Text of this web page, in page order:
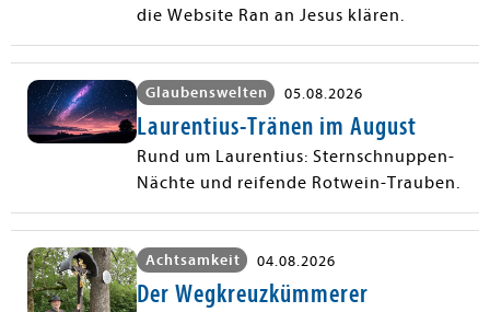
die Website Ran an Jesus klären.
Glaubenswelten 05.08.2026
Laurentius-Tränen im August
Rund um Laurentius: Sternschnuppen-
Nächte und reifende Rotwein-Trauben.
Achtsamkeit 04.08.2026
Der Wegkreuzkümmerer